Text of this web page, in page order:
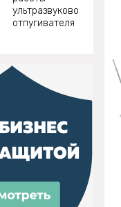
ультразвукового
отпугивателя